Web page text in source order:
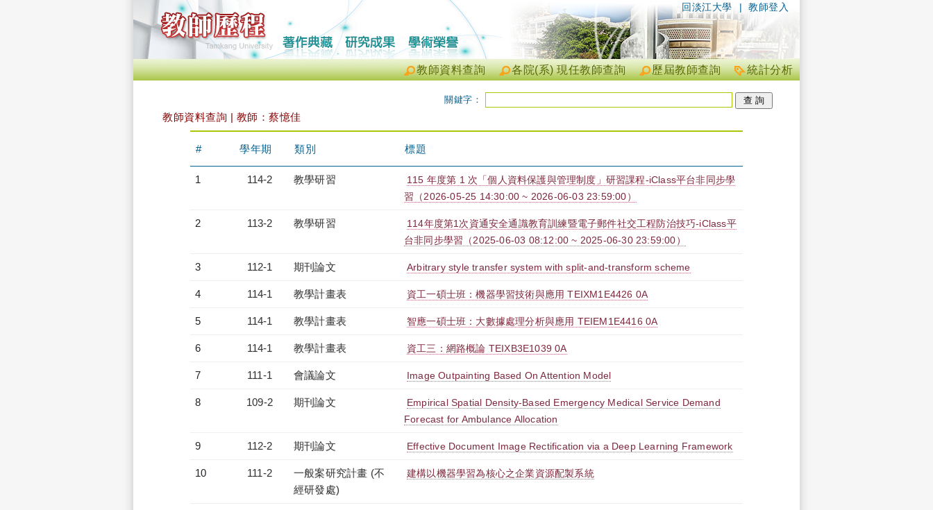
| 教師登入
回淡江大學
統計分析
歷屆教師查詢
各院(系) 現任教師查詢
教師資料查詢
關鍵字：
教師資料查詢 | 教師：蔡憶佳
# 學年期 類別 標題
1 114-2 教學研習
115 年度第 1 次「個人資料保護與管理制度」研習課程-iClass平台非同步學
習（2026-05-25 14:30:00 ~ 2026-06-03 23:59:00）
2 113-2 教學研習
114年度第1次資通安全通識教育訓練暨電子郵件社交工程防治技巧-iClass平
台非同步學習（2025-06-03 08:12:00 ~ 2025-06-30 23:59:00）
3 112-1 期刊論文 Arbitrary style transfer system with split-and-transform scheme
4 114-1 教學計畫表 資工一碩士班：機器學習技術與應用 TEIXM1E4426 0A
5 114-1 教學計畫表 智應一碩士班：大數據處理分析與應用 TEIEM1E4416 0A
6 114-1 教學計畫表 資工三：網路概論 TEIXB3E1039 0A
7 111-1 會議論文 Image Outpainting Based On Attention Model
8 109-2 期刊論文
Empirical Spatial Density-Based Emergency Medical Service Demand
Forecast for Ambulance Allocation
9 112-2 期刊論文 Effective Document Image Rectification via a Deep Learning Framework
10 111-2
一般案研究計畫 (不
經研發處)
建構以機器學習為核心之企業資源配製系統